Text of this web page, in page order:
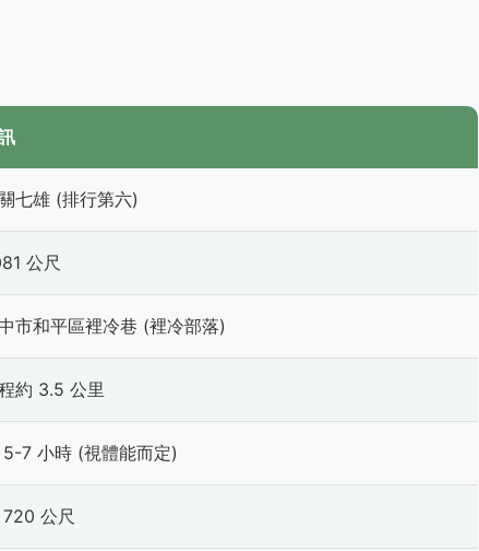
七雄 (排行第六)
公尺
市和平區裡冷巷 (裡冷部落)
約 3.5 公里
7 小時 (視體能而定)
公尺